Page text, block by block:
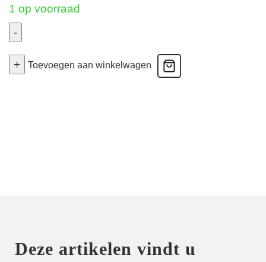
1 op voorraad
-
en
+ Toevoegen aan winkelwagen
Deze artikelen vindt u